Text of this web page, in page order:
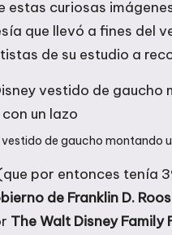
estas curiosas
que llevó a fines del
de su estudio a
vestido de gaucho montando
por entonces tenía
de Franklin D.
The Walt Disney Family